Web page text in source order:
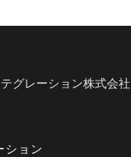
グレーション株式会社
ション